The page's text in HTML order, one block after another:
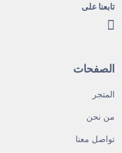
تابعنا على
الصفحات
المتجر
من نحن
تواصل معنا